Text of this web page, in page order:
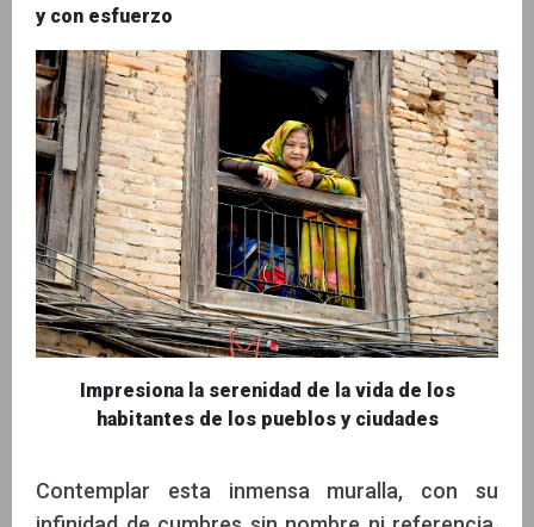
y con esfuerzo
Impresiona la serenidad de la vida de los
habitantes de los pueblos y ciudades
Contemplar esta inmensa muralla, con su